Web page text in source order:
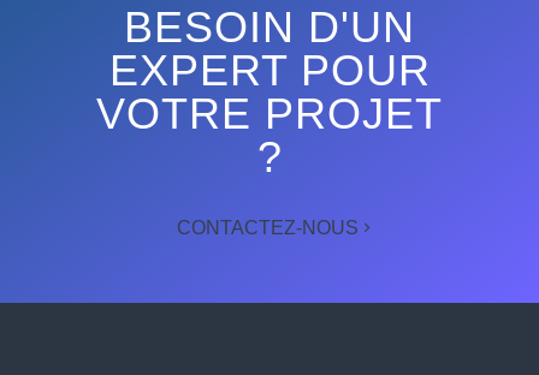
BESOIN D'UN
EXPERT POUR
VOTRE PROJET
?
CONTACTEZ-NOUS